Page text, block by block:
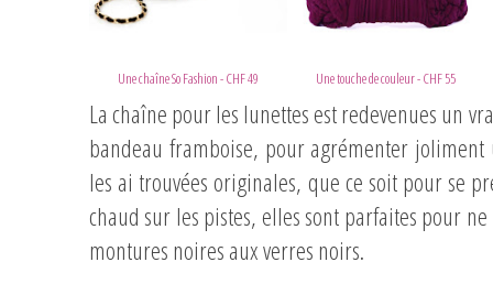
Une chaîne So Fashion - CHF 49 Une touche de couleur - CHF 55
La chaîne pour les lunettes est redevenues un
bandeau framboise, pour agrémenter
les ai trouvées originales, que ce soit pour se
chaud sur les pistes, elles sont parfaites pour
montures noires aux verres noirs.